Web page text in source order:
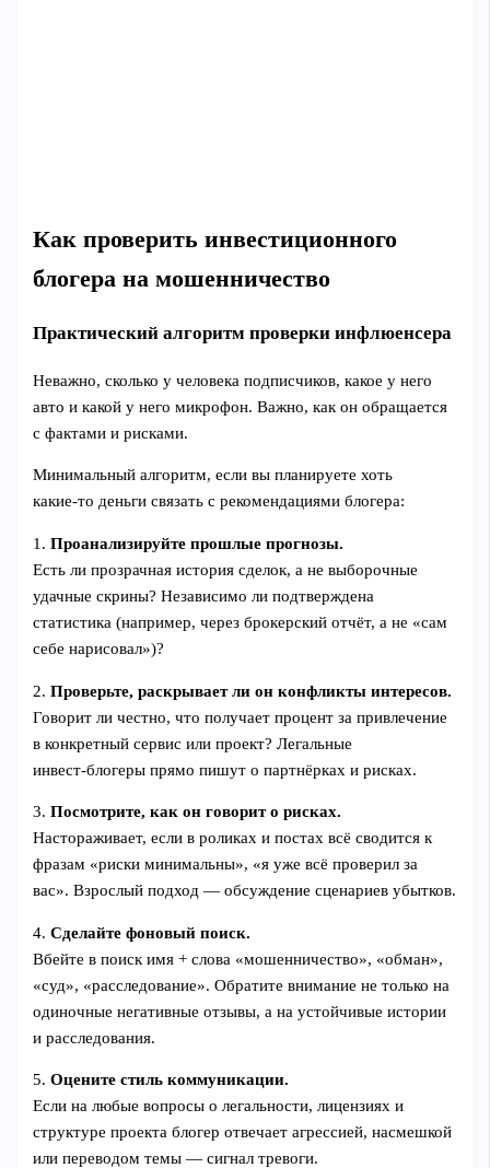
Как проверить инвестиционного
блогера на мошенничество
Практический алгоритм проверки инфлюенсера
Неважно, сколько у человека подписчиков, какое у него
авто и какой у него микрофон. Важно, как он обращается
с фактами и рисками.
Минимальный алгоритм, если вы планируете хоть
какие‑то деньги связать с рекомендациями блогера:
1.Проанализируйте прошлые прогнозы.
Есть ли прозрачная история сделок, а не выборочные
удачные скрины? Независимо ли подтверждена
статистика (например, через брокерский отчёт, а не «сам
себе нарисовал»)?
2.Проверьте, раскрывает ли он конфликты интересов.
Говорит ли честно, что получает процент за привлечение
в конкретный сервис или проект? Легальные
инвест‑блогеры прямо пишут о партнёрках и рисках.
3.Посмотрите, как он говорит о рисках.
Настораживает, если в роликах и постах всё сводится к
фразам «риски минимальны», «я уже всё проверил за
вас». Взрослый подход — обсуждение сценариев убытков.
4.Сделайте фоновый поиск.
Вбейте в поиск имя + слова «мошенничество», «обман»,
«суд», «расследование». Обратите внимание не только на
одиночные негативные отзывы, а на устойчивые истории
и расследования.
5.Оцените стиль коммуникации.
Если на любые вопросы о легальности, лицензиях и
структуре проекта блогер отвечает агрессией, насмешкой
или переводом темы — сигнал тревоги.